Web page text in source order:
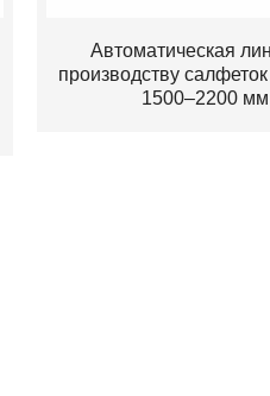
Автоматическая
производству
1500–2200 мм